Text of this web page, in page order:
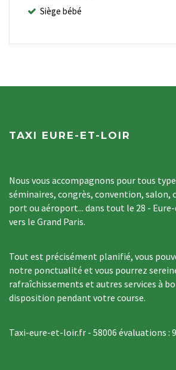
Siège bébé
TAXI EURE-ET-LOIR
Nous vous accompagnons pour tous
séminaires, congrès, convention, salon,
port ou aéroport... dans tout le 28 -
vers le Grand Paris.
Tout est précisément planifié, vous
notre ponctualité et vous pourrez
rafraîchissements et autres services à
disposition pendant votre course.
Taxi-eure-et-loir.fr - 58006 évaluations : 9